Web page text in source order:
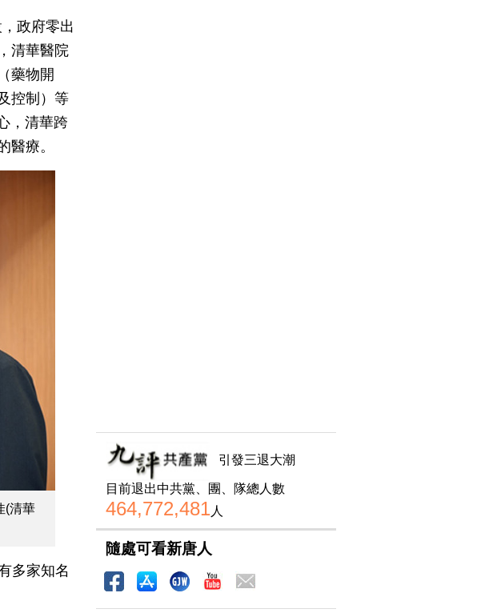
政府零出
清華醫院
藥物開
控制）等
，清華跨
醫療。
(清華
多家知名
引發三退大潮
目前退出中共黨、團、隊總人數
464,772,481人
隨處可看新唐人